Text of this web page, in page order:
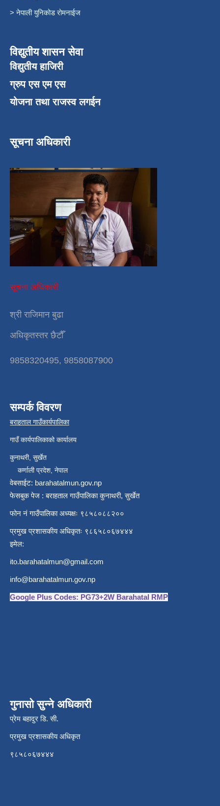
> नेपाली युनिकोड रोमनाईज
विद्युतीय शासन सेवा
विद्युतीय हाजिरी
ग्रुप एस एम एस
योजना तथा राजस्व लगईन
सूचना अधिकारी
सूचना अधिकारी
श्री राजिमान बुढा
अधिकृतस्तर छैटौँ
9858320495, 9858087900
सम्पर्क विवरण
बराहताल गाउँकार्यपालिका
गाउँ कार्यपालिकाको कार्यालय
कुनाथरी, सुर्खेत
कर्णाली प्रदेश, नेपाल
वेबसाईट: barahatalmun.gov.np
फेसबुक पेज : बराहताल गाउँपालिका कुनाथरी, सुर्खेत
फोन नं गाउँपालिका अध्यक्षः ९८५८०८८२००
प्रमुख प्रशासकीय अधिकृतः ९८६५८०६७४४४
इमेल:
ito.barahatalmun@gmail.com
info@barahatalmun.gov.np
Google Plus Codes: PG73+2W Barahatal RMP
गुनासो सुन्ने अधिकारी
प्रेम बहादुर डि. सी.
प्रमुख प्रशासकीय अधिकृत
९८५८०६७४४४